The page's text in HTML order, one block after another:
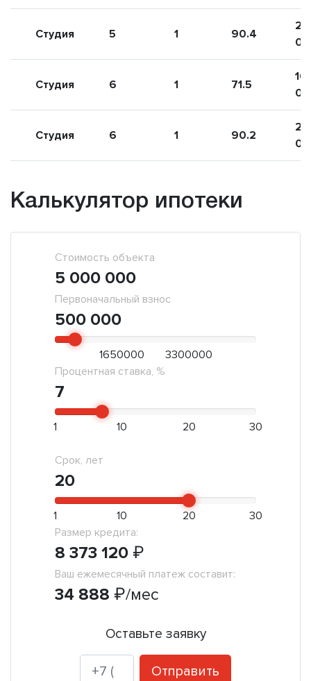
Студия 5 1 90.4
Студия 6 1 71.5
16
Студия 6 1 90.2
Калькулятор ипотеки
Первоначальный взнос
500 000
Стоимость объекта
5 000 000
1650000
3300000
Процентная ставка, %
7
1 10 20 30
Срок, лет
20
1 10 20
30
Размер кредита:
8 373 120 ₽
Ваш ежемесячный платеж составит:
34 888 ₽/мес
Оставьте заявку
Отправить